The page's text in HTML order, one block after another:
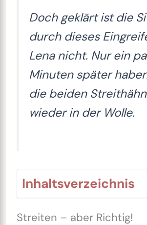
Doch geklärt ist die
durch dieses
Lena nicht. Nur ein
Minuten später
die beiden
wieder in der Wolle.
Inhaltsverzeichnis
Streiten – aber Richtig!